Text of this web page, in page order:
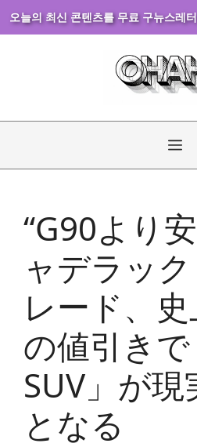
오늘의 최신 콘텐츠를 무료 구뉴스레
ツ
メ
ュ
“G90より
ャデラッ
レード、
の値引き
SUV」が
となる